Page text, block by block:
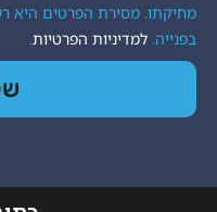
לא ניתן לטפל